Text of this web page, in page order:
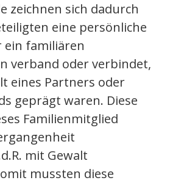
zeichnen sich dadurch
eine persönliche
ein familiären
verband oder verbindet,
eines Partners oder
geprägt waren. Diese
Familienmitglied
mit Gewalt
mussten diese